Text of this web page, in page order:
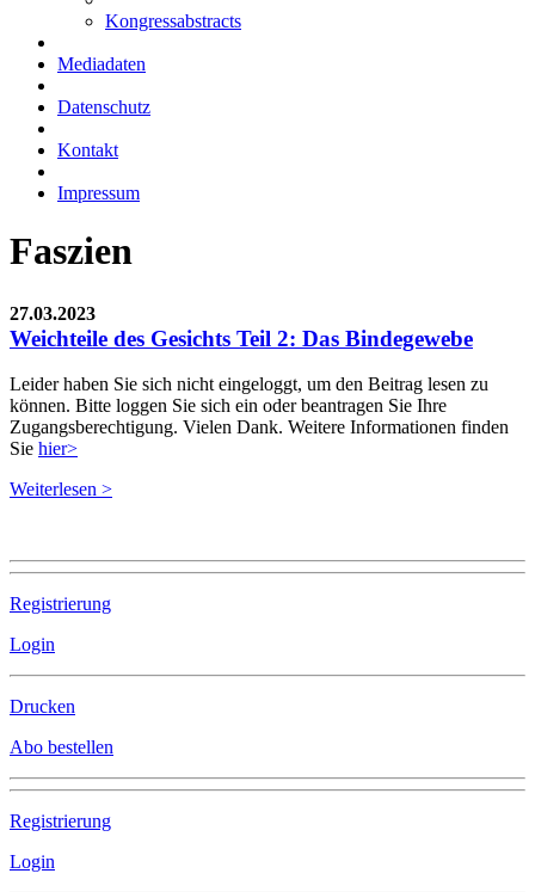
Kongressabstracts
Mediadaten
Datenschutz
Kontakt
Impressum
Faszien
27.03.2023
Weichteile des Gesichts Teil 2: Das Bindegewebe
Leider haben Sie sich nicht eingeloggt, um den Beitrag lesen zu
können. Bitte loggen Sie sich ein oder beantragen Sie Ihre
Zugangsberechtigung. Vielen Dank. Weitere Informationen finden
Sie hier>
Weiterlesen >
Registrierung
Login
Drucken
Abo bestellen
Registrierung
Login